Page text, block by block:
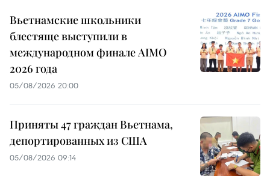
Вьетнамские школьники
блестяще выступили в
международном финале AIMO
2026 года
05/08/2026 20:00
Приняты 47 граждан Вьетнама,
депортированных из США
05/08/2026 09:14